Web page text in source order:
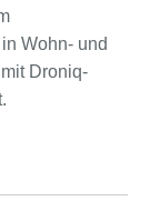
Wohn- und
Droniq-